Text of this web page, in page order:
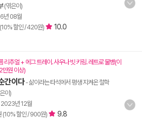
(엮은이)
년 08월
할인 / 420원)
10.0
리추얼 + 에그 트레이. 사우나 빗 키링. 레트로 물병(이
만원 이상)
간이다- 삶이라는 타석에서 평생 지켜온 철학
이)
2023년 12월
(10% 할인 / 900원) 9.8